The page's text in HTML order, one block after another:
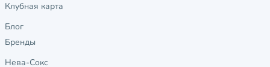
Клубная карта
Блог
Бренды
Нева-Сокс